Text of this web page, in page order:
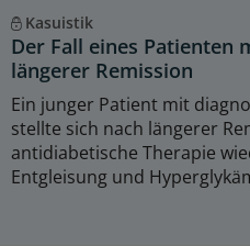
Kasuistik
Der Fall eines Patienten
längerer Remission
Ein junger Patient mit
stellte sich nach längerer
antidiabetische Therapie
Entgleisung und